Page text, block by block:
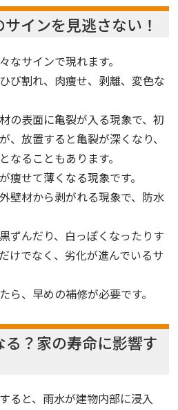
インを見逃さない！
なサインで現れます。
び割れ、肉痩せ、剥離、変色な
の表面に亀裂が入る現象で、初
、放置すると亀裂が深くなり、
なることもあります。
痩せて薄くなる現象です。
壁材から剥がれる現象で、防水
ずんだり、白っぽくなったりす
けでなく、劣化が進んでいるサ
ら、早めの補修が必要です。
？家の寿命に影響す
ると、雨水が建物内部に浸入